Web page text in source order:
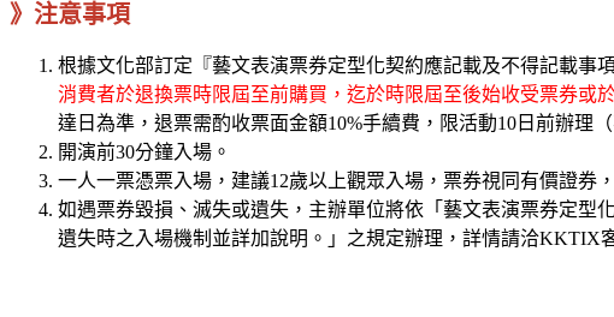
》注意事項
根據文化部訂定『藝文表演票券定型化契約應記載及不得記載事
消費者於退換票時限屆至前購買，迄於時限屆至後始收受票券或
達日為準，退票需酌收票面金額10%手續費，限活動10日前辦理
開演前30分鐘入場。
一人一票憑票入場，建議12歲以上觀眾入場，票券視同有價證券
如遇票券毀損、滅失或遺失，主辦單位將依「藝文表演票券定型
遺失時之入場機制並詳加說明。」之規定辦理，詳情請洽KKTIX